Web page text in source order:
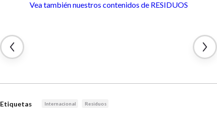
Vea también nuestros contenidos de RESIDUOS
Etiquetas Internacional Residuos